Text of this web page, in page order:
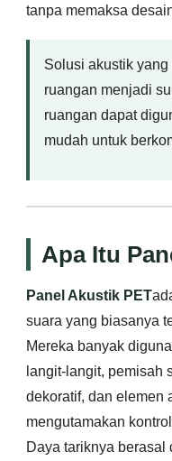
tanpa memaksa
Solusi akustik
ruangan menjadi
ruangan dapat
mudah untuk
Apa Itu
Panel Akustik PET
suara yang biasanya
Mereka banyak
langit-langit, pemisah
dekoratif, dan elemen
mengutamakan
Daya tariknya berasal